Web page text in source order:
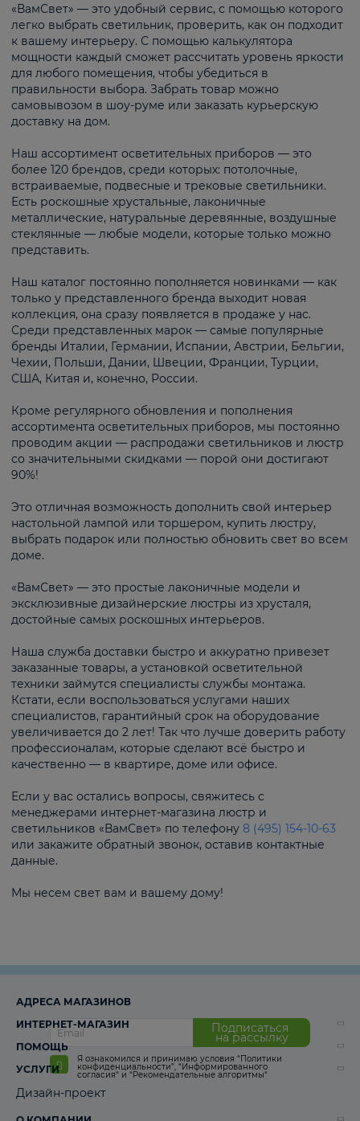
«ВамСвет» — это удобный сервис, с помощью которого
легко выбрать светильник, проверить, как он подходит
к вашему интерьеру. С помощью калькулятора
мощности каждый сможет рассчитать уровень яркости
для любого помещения, чтобы убедиться в
правильности выбора. Забрать товар можно
самовывозом в шоу-руме или заказать курьерскую
доставку на дом.
Наш ассортимент осветительных приборов — это
более 120 брендов, среди которых: потолочные,
встраиваемые, подвесные и трековые светильники.
Есть роскошные хрустальные, лаконичные
металлические, натуральные деревянные, воздушные
стеклянные — любые модели, которые только можно
представить.
Наш каталог постоянно пополняется новинками — как
только у представленного бренда выходит новая
коллекция, она сразу появляется в продаже у нас.
Среди представленных марок — самые популярные
бренды Италии, Германии, Испании, Австрии, Бельгии,
Чехии, Польши, Дании, Швеции, Франции, Турции,
США, Китая и, конечно, России.
Кроме регулярного обновления и пополнения
ассортимента осветительных приборов, мы постоянно
проводим акции — распродажи светильников и люстр
со значительными скидками — порой они достигают
90%!
Это отличная возможность дополнить свой интерьер
настольной лампой или торшером, купить люстру,
выбрать подарок или полностью обновить свет во всем
доме.
«ВамСвет» — это простые лаконичные модели и
эксклюзивные дизайнерские люстры из хрусталя,
достойные самых роскошных интерьеров.
Наша служба доставки быстро и аккуратно привезет
заказанные товары, а установкой осветительной
техники займутся специалисты службы монтажа.
Кстати, если воспользоваться услугами наших
специалистов, гарантийный срок на оборудование
увеличивается до 2 лет! Так что лучше доверить работу
профессионалам, которые сделают всё быстро и
качественно — в квартире, доме или офисе.
Если у вас остались вопросы, свяжитесь с
менеджерами интернет-магазина люстр и
светильников «ВамСвет» по телефону 8 (495) 154-10-63
или закажите обратный звонок, оставив контактные
данные.
Мы несем свет вам и вашему дому!
Подписаться
на рассылку
Я ознакомился и принимаю условия “Политики
конфиденциальности”, “Информированного
согласия“ и “Рекомендательные алгоритмы“
АДРЕСА МАГАЗИНОВ
ИНТЕРНЕТ-МАГАЗИН
ПОМОЩЬ
УСЛУГИ
Дизайн-проект